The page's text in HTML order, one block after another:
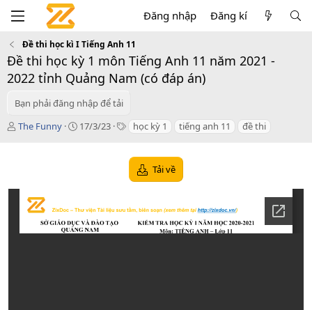
Đăng nhập Đăng kí
Đề thi học kì I Tiếng Anh 11
Đề thi học kỳ 1 môn Tiếng Anh 11 năm 2021 -
2022 tỉnh Quảng Nam (có đáp án)
Bạn phải đăng nhập để tải
T
ả
The Funny
C
n
d
17/3/23
T
s
học kỳ 1 tiếng anh 11 đề thi
Tải về